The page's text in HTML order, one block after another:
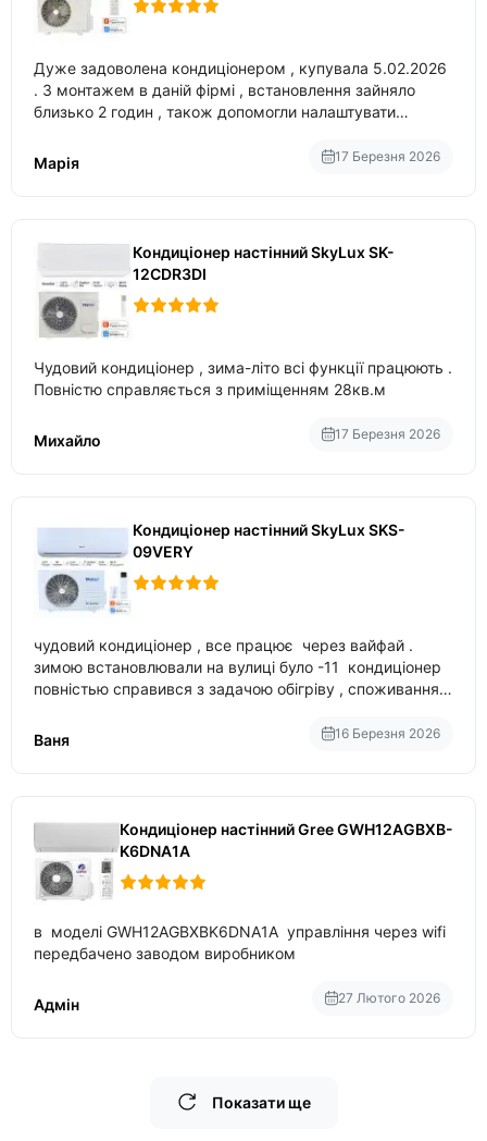
Дуже задоволена кондиціонером , купувала 5.02.2026
. З монтажем в даній фірмі , встановлення зайняло
близько 2 годин , також допомогли налаштувати
Марія
17 Березня 2026
Кондиціонер настінний SkyLux SK-
12CDR3DI
Чудовий кондиціонер , зима-літо всі функції працюють .
Повністю справляється з приміщенням 28кв.м
Михайло 17 Березня 2026
Кондиціонер настінний SkyLux SKS-
09VERY
чудовий кондиціонер , все працює через вайфай .
зимою встановлювали на вулиці було -11 кондиціонер
повністью справився з задачою обігріву , споживання
температури
Ваня 16 Березня 2026
Кондиціонер настінний Gree GWH12AGBXB-
K6DNA1A
в моделі GWH12AGBXBK6DNA1A управління через wifi
передбачено заводом виробником
Адмін 27 Лютого 2026
Показати ще